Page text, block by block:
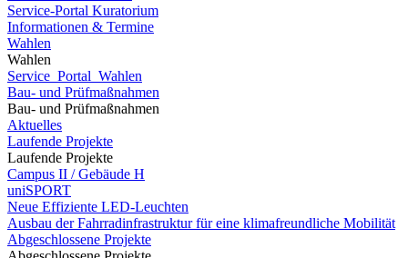
Service-Portal Kuratorium
Informationen & Termine
Wahlen
Wahlen
Service_Portal_Wahlen
Bau- und Prüfmaßnahmen
Bau- und Prüfmaßnahmen
Aktuelles
Laufende Projekte
Laufende Projekte
Campus II / Gebäude H
uniSPORT
Neue Effiziente LED-Leuchten
Ausbau der Fahrradinfrastruktur für eine klimafreundliche Mobilität
Abgeschlossene Projekte